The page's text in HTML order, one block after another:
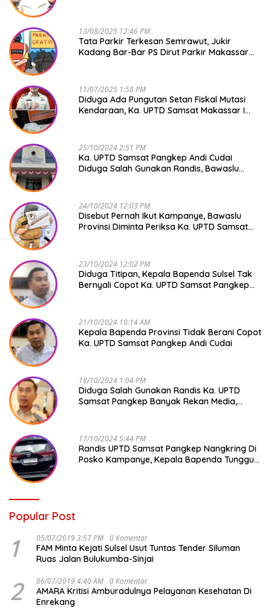
13/08/2025 12:46 PM
Tata Parkir Terkesan Semrawut, Jukir
Kadang Bar-Bar PS Dirut Parkir Makassar
11/07/2025 1:58 PM
Diduga Ada Pungutan Setan Fiskal Mutasi
Kendaraan, Ka. UPTD Samsat Makassar I
25/10/2024 2:51 PM
Ka. UPTD Samsat Pangkep Andi Cudai
Diduga Salah Gunakan Randis, Bawaslu
24/10/2024 12:03 PM
Disebut Pernah Ikut Kampanye, Bawaslu
Provinsi Diminta Periksa Ka. UPTD Samsat
23/10/2024 12:02 PM
Diduga Titipan, Kepala Bapenda Sulsel Tak
Bernyali Copot Ka. UPTD Samsat Pangkep
21/10/2024 10:14 AM
Kepala Bapenda Provinsi Tidak Berani Copot
Ka. UPTD Samsat Pangkep Andi Cudai
18/10/2024 1:04 PM
Diduga Salah Gunakan Randis Ka. UPTD
Samsat Pangkep Banyak Rekan Media,
17/10/2024 5:44 PM
Randis UPTD Samsat Pangkep Nangkring Di
Posko Kampanye, Kepala Bapenda Tunggu
Popular Post
1 05/07/2019 3:57 PM 0 Komentar
FAM Minta Kejati Sulsel Usut Tuntas Tender Siluman
Ruas Jalan Bulukumba-Sinjai
2 06/07/2019 4:40 AM 0 Komentar
AMARA Kritisi Amburadulnya Pelayanan Kesehatan Di
Enrekang